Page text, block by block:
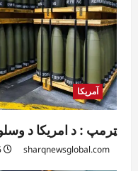
آمریکا
ټرمپ : د امریکا د
sharqnewsglobal.com